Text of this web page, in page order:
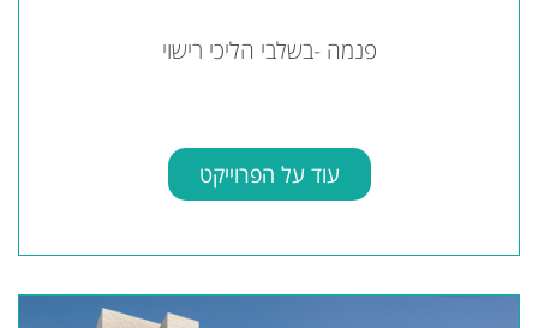
פנמה -בשלבי הליכי רישוי
עוד על הפרוייקט